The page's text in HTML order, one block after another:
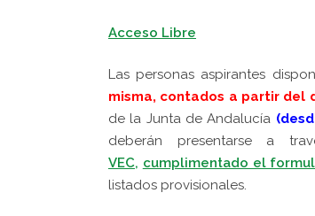
Acceso Libre
Las personas aspirantes
misma, contados a partir del
de la Junta de Andalucía
deberán presentarse a
VEC, cumplimentado el
listados provisionales.